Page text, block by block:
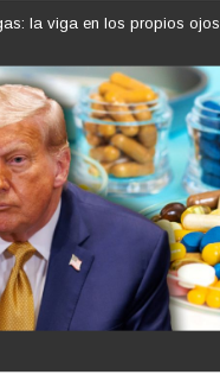
la viga en los propios ojos